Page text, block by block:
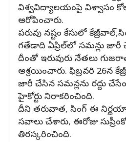
విశ్వవిద్యాలయంపై విశ్వాసం
ఆరోపించారు.
పరువు నష్టం కేసులో
గతేడాది ఏప్రిల్‌లో సమన్లు ​​జారీ
దీంతో ఇరువురు నేతలు
ఆశ్రయించారు. ఫిబ్రవరి 26న
జారీ చేసిన సమన్లను రద్దు
హైకోర్టు నిరాకరించింది.
దీని తరువాత, సింగ్ ఈ
సవాలు చేశారు, ఈరోజు
తిరస్కరించింది.